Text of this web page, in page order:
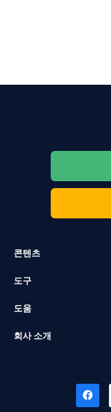
콘텐츠
도구
도움
회사 소개